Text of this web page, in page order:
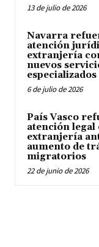
13 de julio de 2026
Navarra
atención
extranjería
nuevos
especializados
6 de julio de 2026
País Vasco
atención legal
extranjería
aumento de
migratorios
22 de junio de 2026